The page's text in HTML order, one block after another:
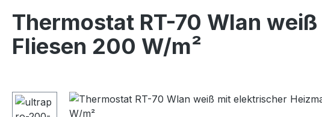
Thermostat RT-70 Wlan
Fliesen 200 W/m²
Bildergalerie überspringen